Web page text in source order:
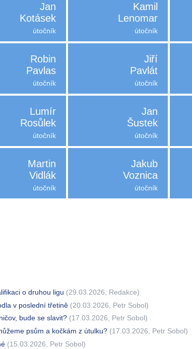
Jan
Kotásek
útočník
Kamil
Lenomar
útočník
Robin
Pavlas
útočník
Jiří
Pavlát
útočník
Lumír
Rosůlek
útočník
Jan
Šustek
útočník
Martin
Vidlák
útočník
Jakub
Voznica
útočník
o druhou ligu (29.03.2026, Redakce)
v poslední třetině (20.03.2026, Petr Sobol)
bude se slavit? (17.03.2026, Petr Sobol)
psům a kočkám z útulku? (17.03.2026, Petr Sobol)
(15.03.2026, Petr Sobol)